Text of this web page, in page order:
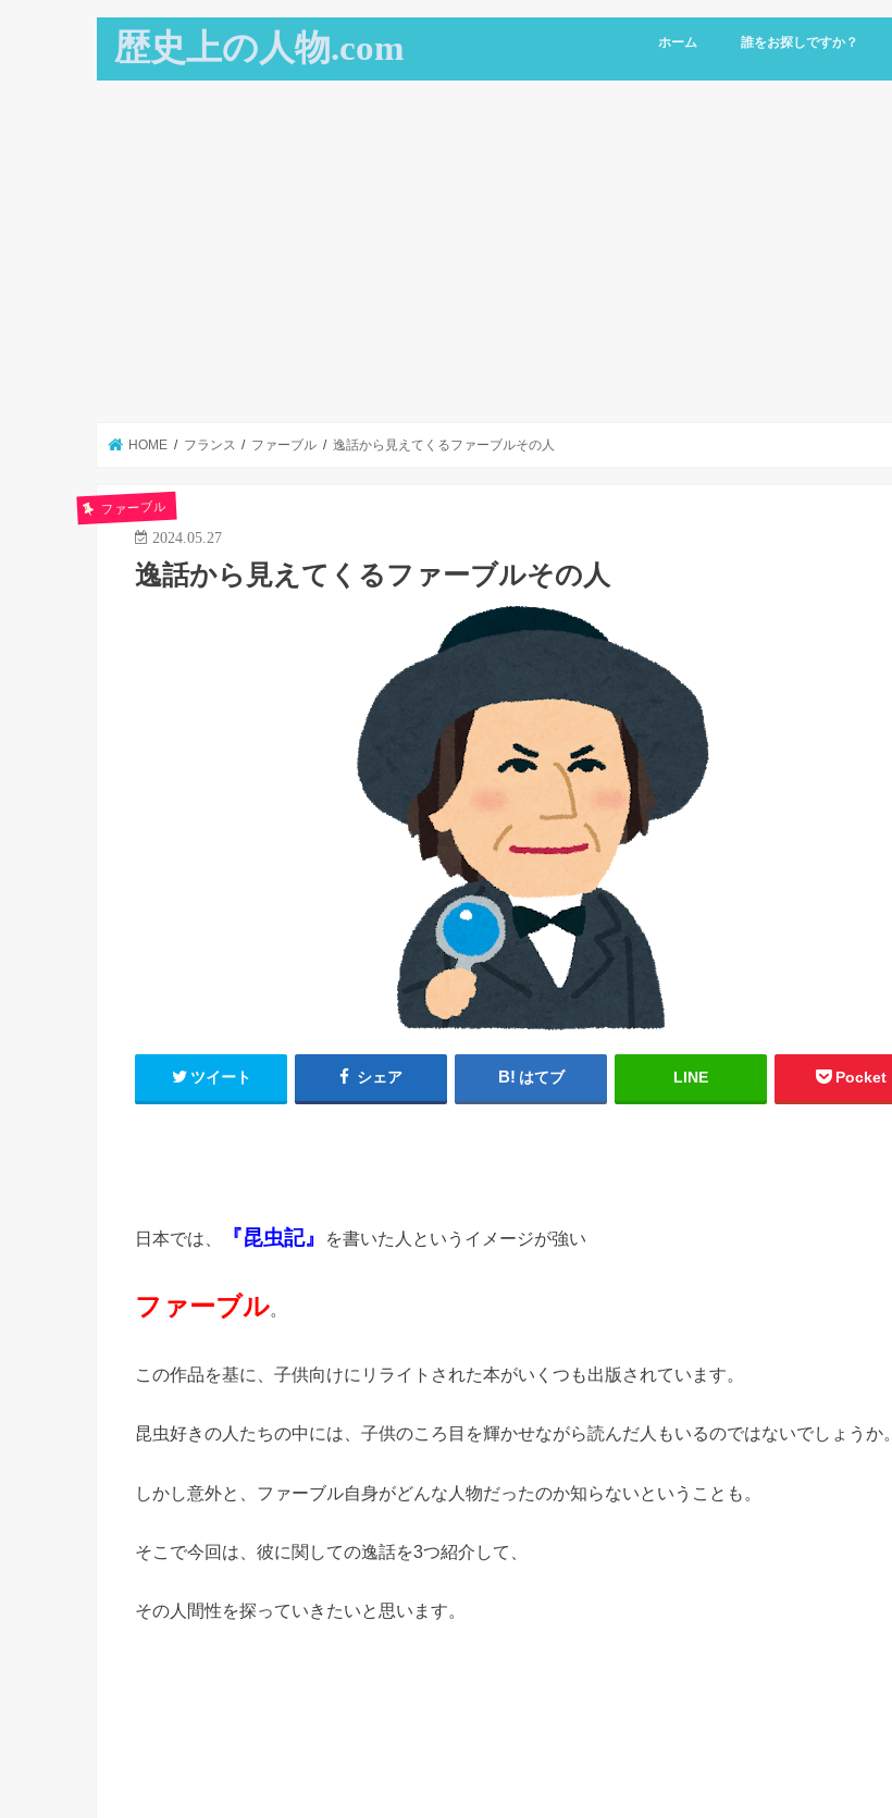
歴史上の人物.com ホーム 誰をお探しですか？
HOME フランス ファーブル 逸話から見えてくるファーブルその人
ファーブル
2024.05.27
逸話から見えてくるファーブルその人
ツイート シェア はてブ LINE Pocket
日本では、 『昆虫記』 を書いた人というイメージが強い
ファーブル。
この作品を基に、子供向けにリライトされた本がいくつも出版されています。
昆虫好きの人たちの中には、子供のころ目を輝かせながら読んだ人もいるのではないでしょうか。
しかし意外と、ファーブル自身がどんな人物だったのか知らないということも。
そこで今回は、彼に関しての逸話を3つ紹介して、
その人間性を探っていきたいと思います。